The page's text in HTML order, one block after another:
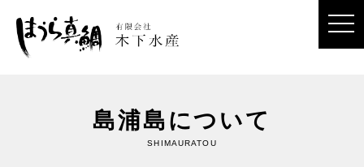
島浦島について
SHIMAURATOU